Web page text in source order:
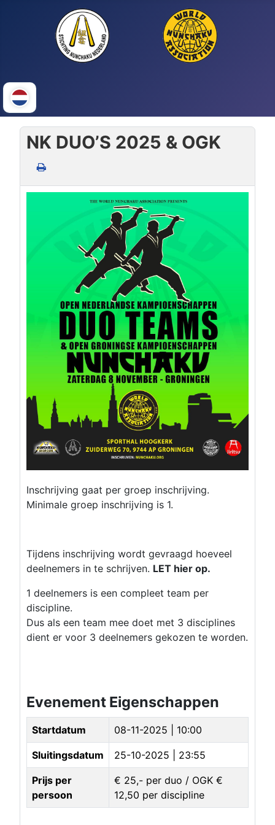
NK DUO’S 2025 & OGK
Inschrijving gaat per groep inschrijving.
Minimale groep inschrijving is 1.
Tijdens inschrijving wordt gevraagd hoeveel
deelnemers in te schrijven. LET hier op.
1 deelnemers is een compleet team per
discipline.
Dus als een team mee doet met 3 disciplines
dient er voor 3 deelnemers gekozen te worden.
Evenement Eigenschappen
Startdatum 08-11-2025 | 10:00
Sluitingsdatum 25-10-2025 | 23:55
Prijs per
persoon
€ 25,- per duo / OGK €
12,50 per discipline